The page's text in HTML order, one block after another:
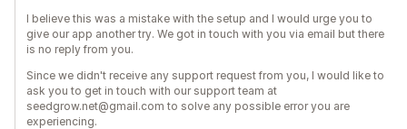
I believe this was a mistake with the setup and I would urge you to
give our app another try. We got in touch with you via email but there
is no reply from you.
Since we didn't receive any support request from you, I would like to
ask you to get in touch with our support team at
seedgrow.net@gmail.com to solve any possible error you are
experiencing.